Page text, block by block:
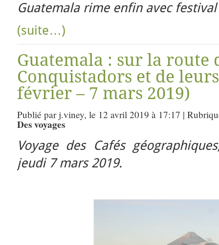
Guatemala rime enfin avec
(suite…)
Guatemala : sur la route
Conquistadors et de
février – 7 mars 2019)
Publié par j.viney, le 12 avril 2019 à 17:17 |
Des voyages
Voyage des Cafés
jeudi 7 mars 2019.